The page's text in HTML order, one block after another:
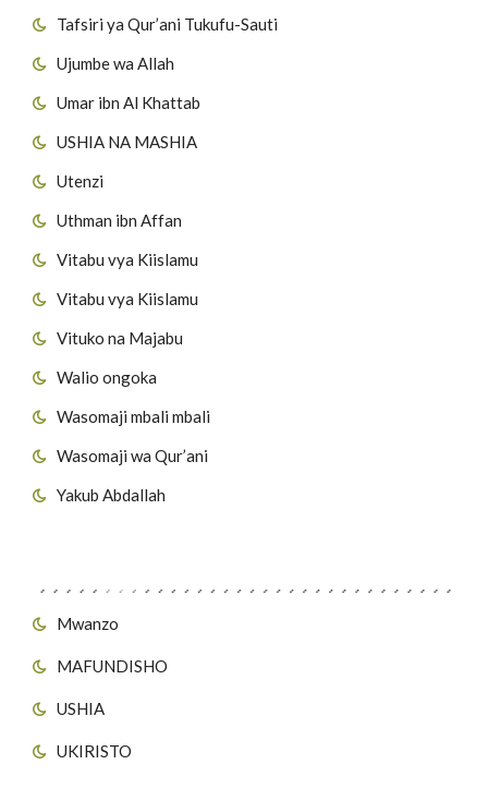
Tafsiri ya Qur’ani Tukufu-Sauti
Ujumbe wa Allah
Umar ibn Al Khattab
USHIA NA MASHIA
Utenzi
Uthman ibn Affan
Vitabu vya Kiislamu
Vitabu vya Kiislamu
Vituko na Majabu
Walio ongoka
Wasomaji mbali mbali
Wasomaji wa Qur’ani
Yakub Abdallah
Mwanzo
MAFUNDISHO
USHIA
UKIRISTO